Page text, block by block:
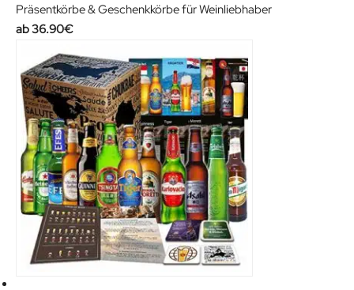
0
.
.
Präsentkörbe & Geschenkkörbe für Weinliebhaber
36.90€